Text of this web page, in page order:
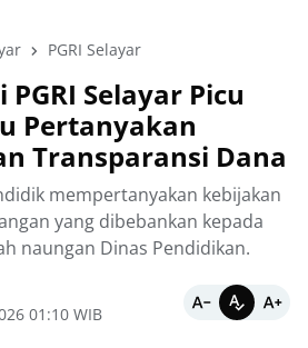
PGRI Selayar
Selayar Picu
Pertanyakan
Transparansi Dana
mempertanyakan kebijakan
yang dibebankan kepada
naungan Dinas Pendidikan.
01:10 WIB